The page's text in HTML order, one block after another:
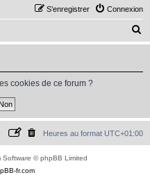
Connexion
S’enregistrer
e
h
cookies de ce forum ?
Heures au format UTC+01:00
Software © phpBB Limited
fr.com